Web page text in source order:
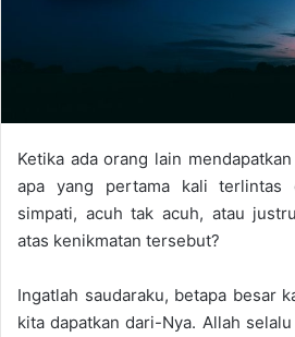
l
Ketika ada orang lain
apa yang pertama kali terlintas
simpati, acuh tak acuh, atau
atas kenikmatan tersebut?
Ingatlah saudaraku, betapa besar
kita dapatkan dari-Nya. Allah